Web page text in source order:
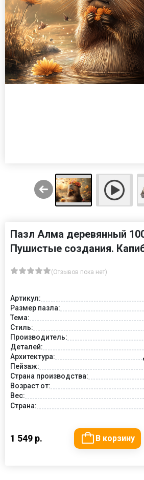
Пазл Алма деревянный
Пушистые создания.
(Отзывов пока нет)
Артикул:
Размер пазла:
Тема:
Стиль:
Производитель:
Деталей:
Архитектура:
Пейзаж:
Страна производства:
Возраст от:
Вес:
Страна:
1 549 р. В корзину